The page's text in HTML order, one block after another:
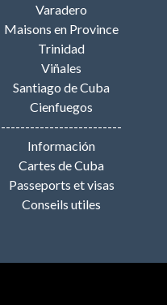
Varadero
Maisons en Province
Trinidad
Viñales
Santiago de Cuba
Cienfuegos
-------------------------
Información
Cartes de Cuba
Passeports et visas
Conseils utiles